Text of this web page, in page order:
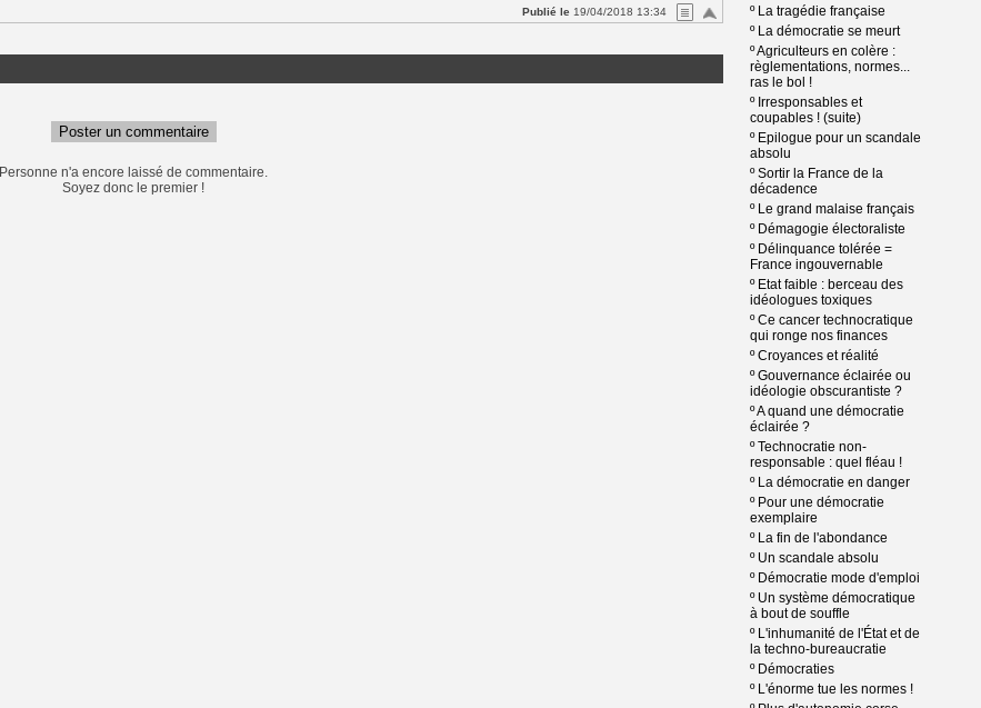
Publié le 19/04/2018 13:34
Poster un commentaire
Personne n'a encore laissé de commentaire.
Soyez donc le premier !
º La tragédie française
º La démocratie se meurt
ºAgriculteurs en colère :
règlementations, normes...
ras le bol !
º Irresponsables et
coupables ! (suite)
º Epilogue pour un scandale
absolu
ºSortir la France de la
décadence
º Le grand malaise français
º Démagogie électoraliste
º Délinquance tolérée =
France ingouvernable
º Etat faible : berceau des
idéologues toxiques
ºCe cancer technocratique
qui ronge nos finances
ºCroyances et réalité
ºGouvernance éclairée ou
idéologie obscurantiste ?
ºA quand une démocratie
éclairée ?
ºTechnocratie non-
responsable : quel fléau !
º La démocratie en danger
º Pour une démocratie
exemplaire
º La fin de l'abondance
º Un scandale absolu
º Démocratie mode d'emploi
º Un système démocratique
à bout de souffle
º L'inhumanité de l'État et de
la techno-bureaucratie
º Démocraties
º L'énorme tue les normes !